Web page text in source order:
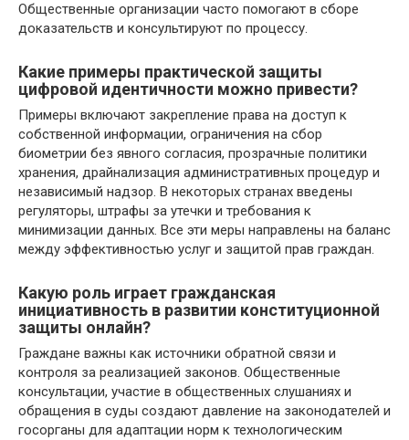
Общественные организации часто помогают в сборе
доказательств и консультируют по процессу.
Какие примеры практической защиты
цифровой идентичности можно привести?
Примеры включают закрепление права на доступ к
собственной информации, ограничения на сбор
биометрии без явного согласия, прозрачные политики
хранения, драйнализация административных процедур и
независимый надзор. В некоторых странах введены
регуляторы, штрафы за утечки и требования к
минимизации данных. Все эти меры направлены на баланс
между эффективностью услуг и защитой прав граждан.
Какую роль играет гражданская
инициативность в развитии конституционной
защиты онлайн?
Граждане важны как источники обратной связи и
контроля за реализацией законов. Общественные
консультации, участие в общественных слушаниях и
обращения в суды создают давление на законодателей и
госорганы для адаптации норм к технологическим